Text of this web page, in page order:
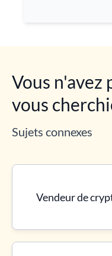
Vous n'avez
vous
Sujets connexes
Vendeur de